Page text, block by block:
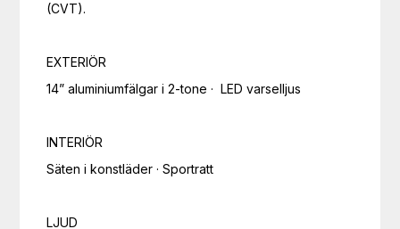
(CVT).
EXTERIÖR
14” aluminiumfälgar i 2-tone ·  LED varselljus
INTERIÖR
Säten i konstläder · Sportratt
LJUD